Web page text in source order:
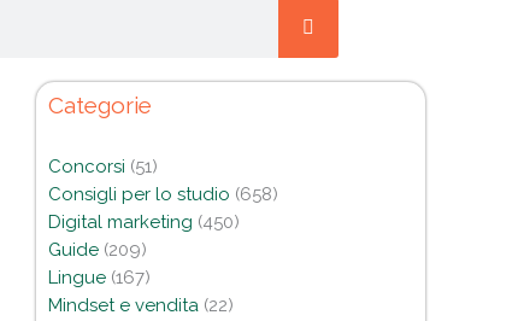
Categorie
Concorsi (51)
Consigli per lo studio (658)
Digital marketing (450)
Guide(209)
Lingue(167)
Mindset e vendita(22)